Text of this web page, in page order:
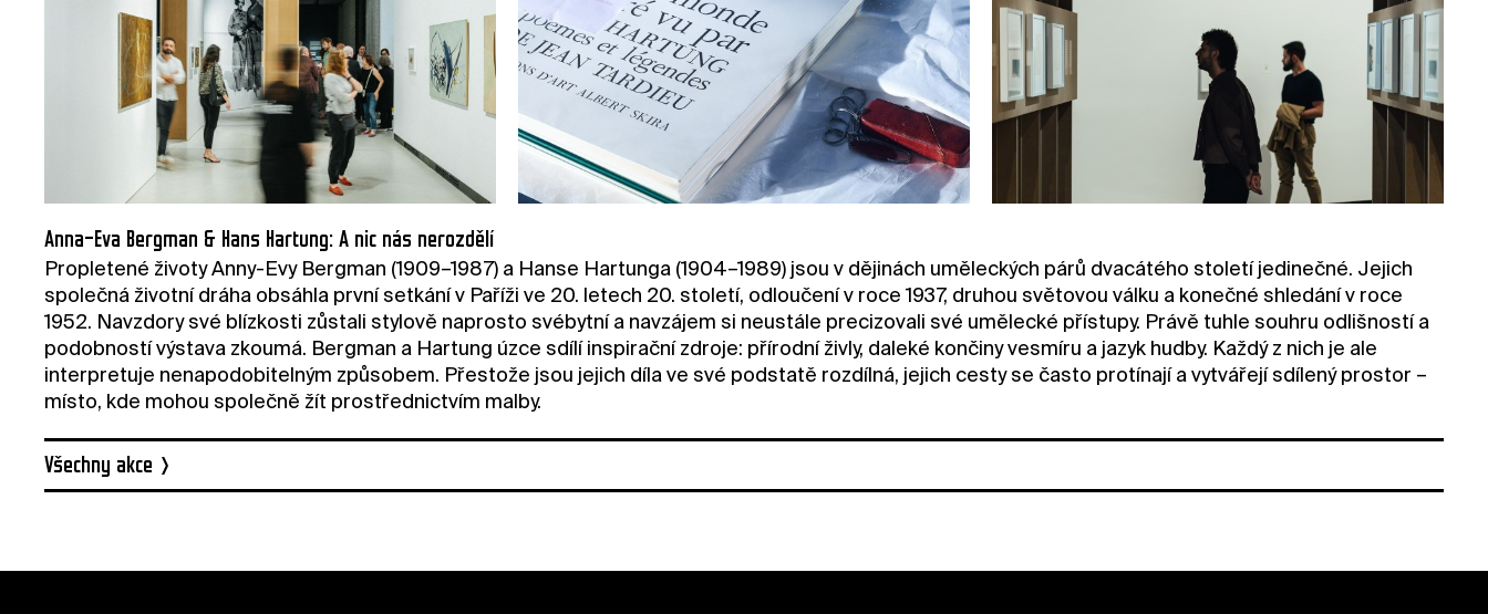
Anna-Eva Bergman & Hans Hartung: A nic nás nerozdělí
Propletené životy Anny-Evy Bergman (1909–1987) a Hanse Hartunga (1904–1989) jsou v dějinách uměleckých párů dvacátého století jedinečné. Jejich
společná životní dráha obsáhla první setkání v Paříži ve 20. letech 20. století, odloučení v roce 1937, druhou světovou válku a konečné shledání v roce
1952. Navzdory své blízkosti zůstali stylově naprosto svébytní a navzájem si neustále precizovali své umělecké přístupy. Právě tuhle souhru odlišností a
podobností výstava zkoumá. Bergman a Hartung úzce sdílí inspirační zdroje: přírodní živly, daleké končiny vesmíru a jazyk hudby. Každý z nich je ale
interpretuje nenapodobitelným způsobem. Přestože jsou jejich díla ve své podstatě rozdílná, jejich cesty se často protínají a vytvářejí sdílený prostor –
místo, kde mohou společně žít prostřednictvím malby.
Všechny akce